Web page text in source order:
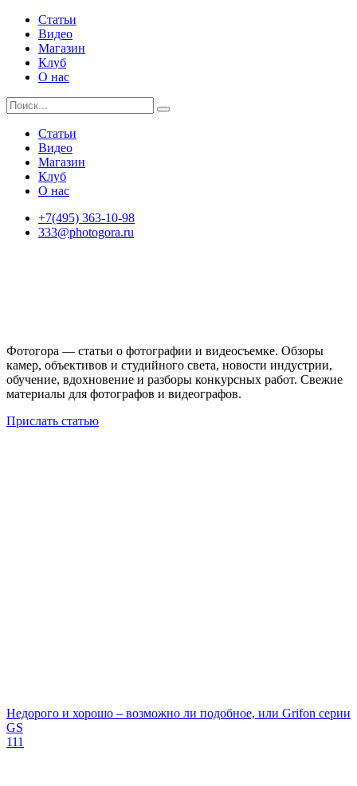
Статьи
Видео
Магазин
Клуб
О нас
Статьи
Видео
Магазин
Клуб
О нас
+7(495) 363-10-98
333@photogora.ru
Фотогора — статьи о фотографии и видеосъемке. Обзоры
камер, объективов и студийного света, новости индустрии,
обучение, вдохновение и разборы конкурсных работ. Свежие
материалы для фотографов и видеографов.
Прислать статью
Недорого и хорошо – возможно ли подобное, или Grifon серии
GS
111